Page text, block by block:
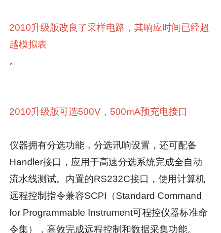
2010升级版改良了采样电路，其响应时间已经超
越模拟表
。
2010升级版可选500V，500mA预充电接口
仪器拥有分选功能，分选讯响设置，还可配备
Handler接口，应用于高速分选系统完成全自动
流水线测试。内置的RS232C接口，使用计算机
远程控制指令兼容SCPI（Standard Command
for Programmable Instrument可程控仪器标准命
令集），高效完成远程控制和数据采集功能。